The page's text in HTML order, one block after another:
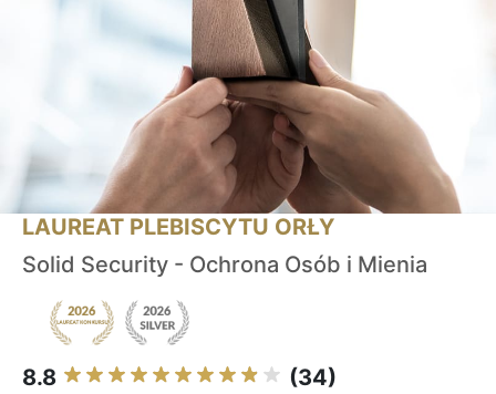
LAUREAT PLEBISCYTU ORŁY
Solid Security - Ochrona Osób i Mienia
8.8 (34)